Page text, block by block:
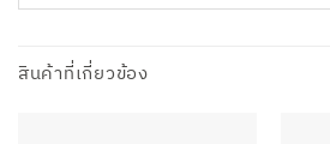
สินค้าที่เกี่ยวข้อง